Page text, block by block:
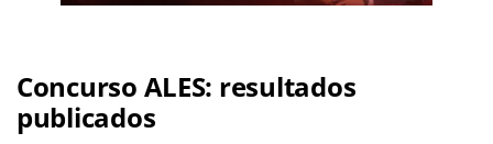
Concurso ALES: resultados
publicados